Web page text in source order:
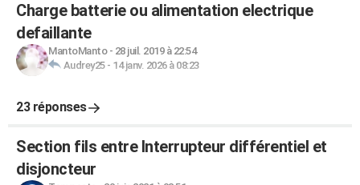
Charge batterie ou alimentation electrique
defaillante
MantoManto- 28 juil. 2019 à 22:54
Audrey25- 14 janv. 2026 à 08:23
23 réponses
Section fils entre Interrupteur différentiel et
disjoncteur